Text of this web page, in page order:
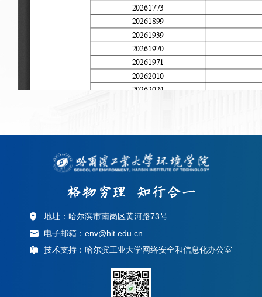
地址：哈尔滨市南岗区黄河路73号
电子邮箱：env@hit.edu.cn
技术支持：哈尔滨工业大学网络安全和信息化办公室